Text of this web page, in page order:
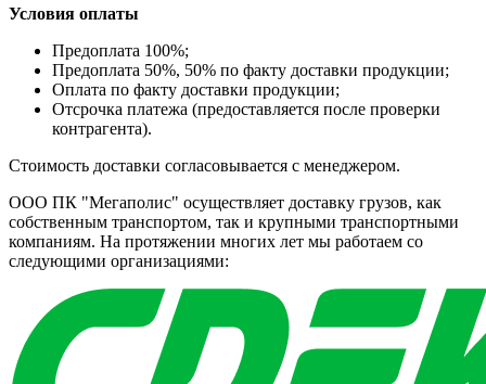
Условия оплаты
Предоплата 100%;
Предоплата 50%, 50% по факту доставки продукции;
Оплата по факту доставки продукции;
Отсрочка платежа (предоставляется после проверки
контрагента).
Стоимость доставки согласовывается с менеджером.
ООО ПК "Мегаполис" осуществляет доставку грузов, как
собственным транспортом, так и крупными транспортными
компаниям. На протяжении многих лет мы работаем со
следующими организациями: